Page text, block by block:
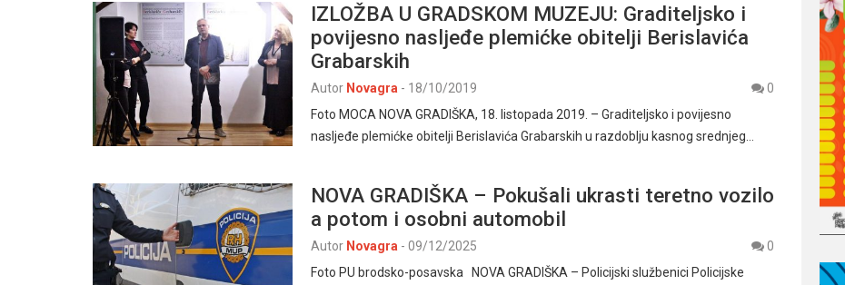
IZLOŽBA U GRADSKOM MUZEJU: Graditeljsko i
povijesno nasljeđe plemićke obitelji Berislavića
Grabarskih
Autor Novagra - 18/10/2019
0
Foto MOCA NOVA GRADIŠKA, 18. listopada 2019. – Graditeljsko i povijesno
nasljeđe plemićke obitelji Berislavića Grabarskih u razdoblju kasnog srednjeg…
NOVA GRADIŠKA – Pokušali ukrasti teretno vozilo
a potom i osobni automobil
Autor Novagra - 09/12/2025
0
Foto PU brodsko-posavska NOVA GRADIŠKA – Policijski službenici Policijske